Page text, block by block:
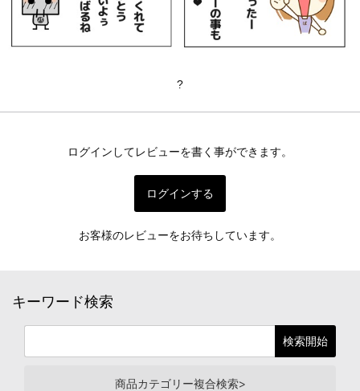
?
ログインしてレビューを書く事ができます。
ログインする
お客様のレビューをお待ちしています。
キーワード検索
商品カテゴリー複合検索>